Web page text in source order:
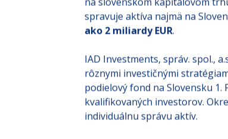
IAD Investments, správ. spol.,
na slovenskom kapitálovom
ako 2 miliardy EUR.
IAD Investments, správ. spol.,
rôznymi investičnými
podielový fond na Slovensku 1.